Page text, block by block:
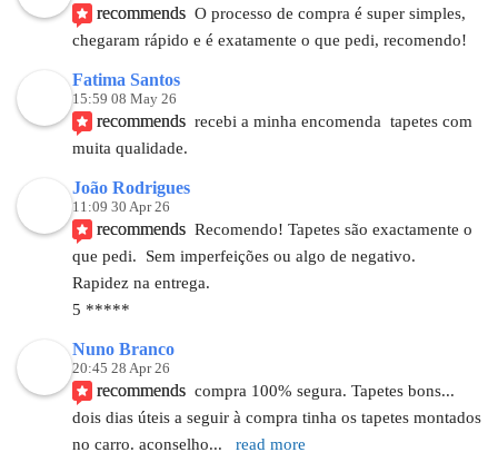
recommends O processo de compra é super simples,
chegaram rápido e é exatamente o que pedi, recomendo!
Fatima Santos
15:59 08 May 26
recommends recebi a minha encomenda  tapetes com
muita qualidade.
João Rodrigues
11:09 30 Apr 26
recommends Recomendo! Tapetes são exactamente o
que pedi.  Sem imperfeições ou algo de negativo.
Rapidez na entrega.
5 *****
Nuno Branco
20:45 28 Apr 26
recommends compra 100% segura. Tapetes bons...
dois dias úteis a seguir à compra tinha os tapetes montados
no carro. aconselho... read more